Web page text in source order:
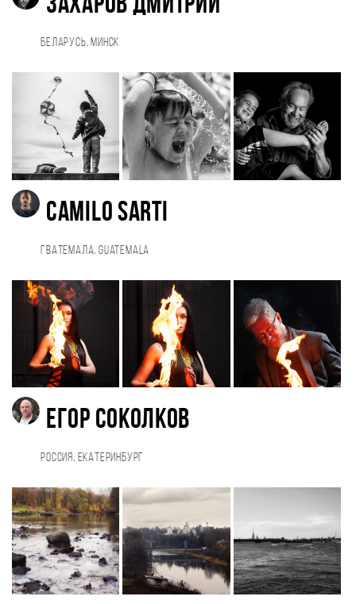
Захаров Дмитрий
Беларусь, Минск
Camilo Sarti
Гватемала, Guatemala
Егор Соколков
Россия, Екатеринбург